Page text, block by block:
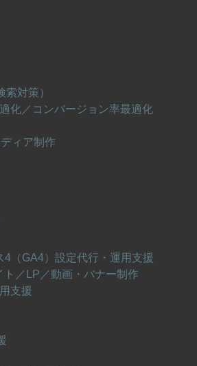
索対策）
化／コンバージョン率最適化
ィア制作
4（GA4）設定代行・運用支援
ト／LP／動画・バナー制作
支援